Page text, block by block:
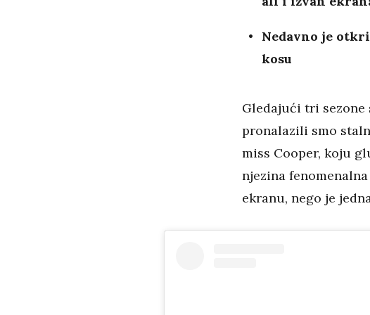
Nedavno je
kosu
Gledajući tri
pronalazili smo
miss Cooper, koju
njezina
ekranu, nego je